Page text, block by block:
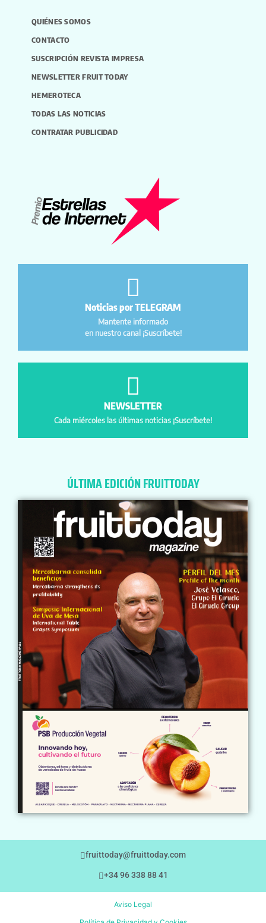
QUIÉNES SOMOS
CONTACTO
SUSCRIPCIÓN REVISTA IMPRESA
NEWSLETTER FRUIT TODAY
HEMEROTECA
TODAS LAS NOTICIAS
CONTRATAR PUBLICIDAD
Noticias por TELEGRAM
Mantente informado
en nuestro canal ¡Suscríbete!
NEWSLETTER
Cada miércoles las últimas noticias ¡Suscríbete!
ÚLTIMA EDICIÓN FRUITTODAY
fruittoday@fruittoday.com
+34 96 338 88 41
Aviso Legal